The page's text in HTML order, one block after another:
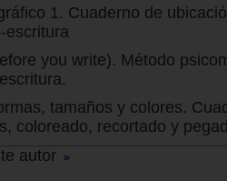
1. Cuaderno de
escritura
you write). Método
tamaños y colores.
coloreado, recortado y
autor